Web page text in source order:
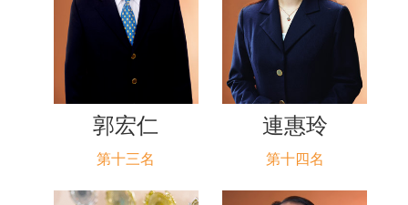
郭宏仁
第十三名
連惠玲
第十四名